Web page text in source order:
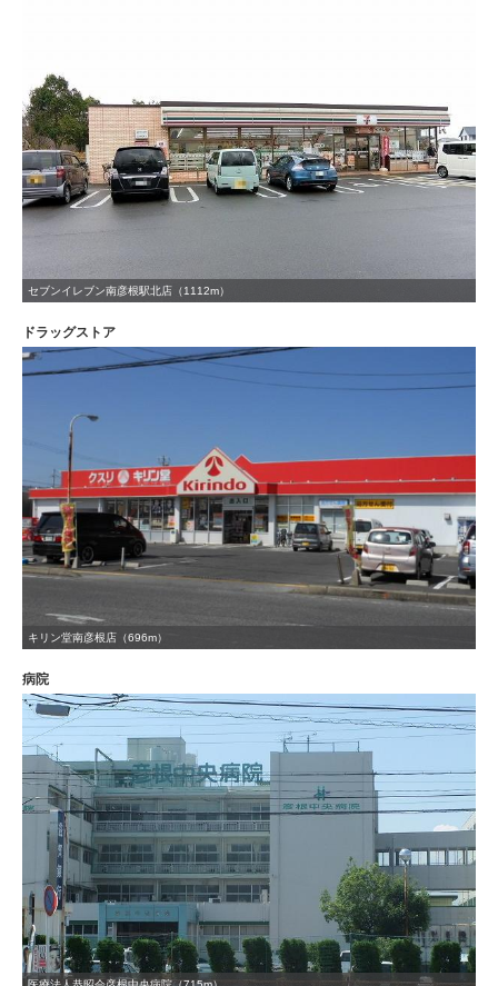
セブンイレブン南彦根駅北店（1112m）
ドラッグストア
キリン堂南彦根店（696m）
病院